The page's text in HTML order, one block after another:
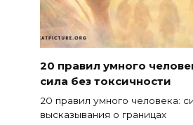
20 правил умного
сила без токсичности
20 правил умного человека:
высказывания о границах